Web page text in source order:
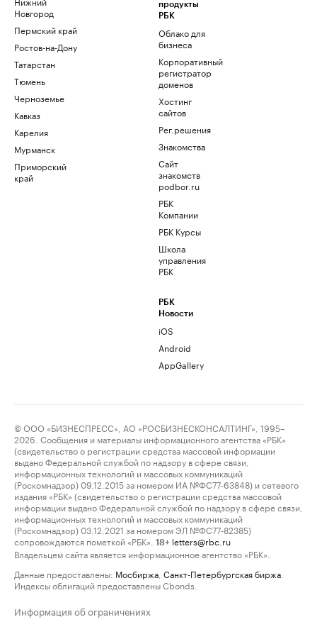
Новгород
Пермский край
Ростов-на-Дону
Татарстан
Тюмень
Черноземье
Кавказ
Карелия
Мурманск
Приморский
край
продукты
РБК
Облако для
бизнеса
Корпоративный
регистратор
доменов
Хостинг
сайтов
Рег.решения
Знакомства
Сайт
знакомств
podbor.ru
РБК
Компании
РБК Курсы
Школа
управления
РБК
РБК
Новости
iOS
Android
AppGallery
© ООО «БИЗНЕСПРЕСС», АО «РОСБИЗНЕСКОНСАЛТИНГ», 1995–
2026. Сообщения и материалы информационного агентства «РБК»
(свидетельство о регистрации средства массовой информации
выдано Федеральной службой по надзору в сфере связи,
информационных технологий и массовых коммуникаций
(Роскомнадзор) 09.12.2015 за номером ИА №ФС77-63848) и сетевого
издания «РБК» (свидетельство о регистрации средства массовой
информации выдано Федеральной службой по надзору в сфере связи,
информационных технологий и массовых коммуникаций
(Роскомнадзор) 03.12.2021 за номером ЭЛ №ФС77-82385)
сопровождаются пометкой «РБК».
18+ letters@rbc.ru
Владельцем сайта является информационное агентство «РБК».
Данные предоставлены: Мосбиржа Санкт-Петербургская биржа
Индексы облигаций предоставлены Cbonds.
Информация об ограничениях